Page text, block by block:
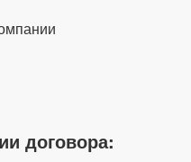
договора: